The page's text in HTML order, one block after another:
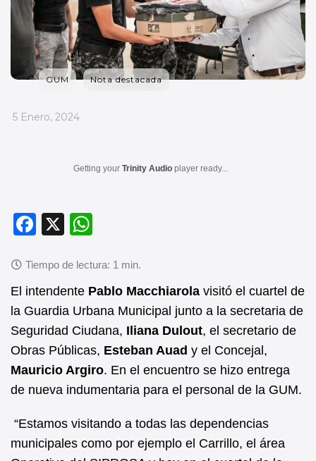
GUM Nota destacada
_
5 Enero, 2024
Getting your Trinity Audio player ready...
F
c
e
b
o
o
k
X
at
s
A
p
p
El intendente Pablo Macchiarola visitó el cuartel de
la Guardia Urbana Municipal junto a la secretaria de
Seguridad Ciudana, Iliana Dulout, el secretario de
Obras Públicas, Esteban Auad y el Concejal,
Mauricio Argiro. En el encuentro se hizo entrega
de nueva indumentaria para el personal de la GUM.
“Estamos visitando a todas las dependencias
municipales como por ejemplo el Carrillo, el área